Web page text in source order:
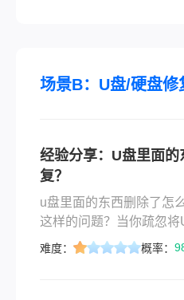
能就在等着你把它找回来
场景B：U盘/硬盘修
经验分享：U盘里面
复？
u盘里面的东西删除了怎
这样的问题？当你疏忽
后，意识到自己犯下了一
难度： 概率：